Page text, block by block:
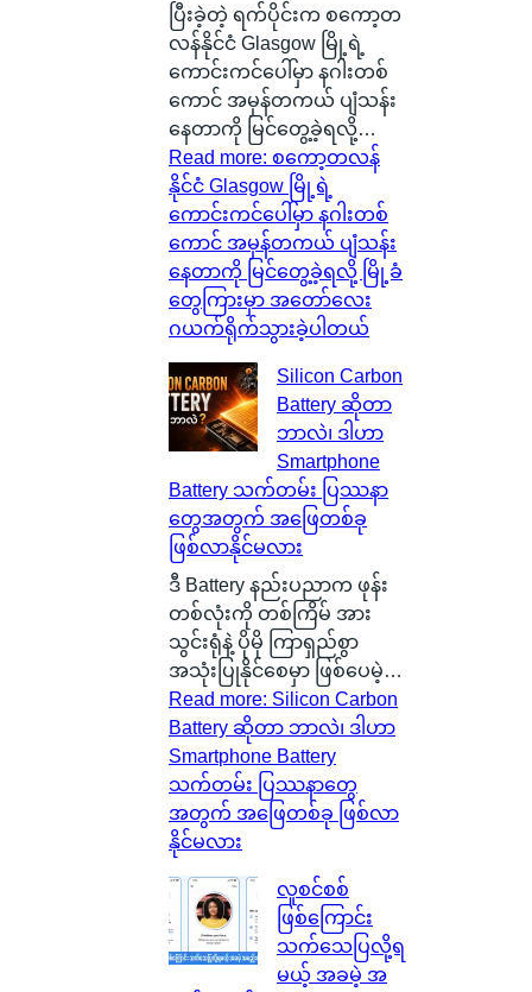
ပြီးခဲ့တဲ့ ရက်ပိုင်းက စကော့တ
လန်နိုင်ငံ Glasgow မြို့ရဲ့
ကောင်းကင်ပေါ်မှာ နဂါးတစ်
ကောင် အမှန်တကယ် ပျံသန်း
နေတာကို မြင်တွေ့ခဲ့ရလို့…
Read more: စကော့တလန်
နိုင်ငံ Glasgow မြို့ရဲ့
ကောင်းကင်ပေါ်မှာ နဂါးတစ်
ကောင် အမှန်တကယ် ပျံသန်း
နေတာကို မြင်တွေ့ခဲ့ရလို့ မြို့ခံ
တွေကြားမှာ အတော်လေး
ဂယက်ရိုက်သွားခဲ့ပါတယ်
Silicon Carbon
Battery ဆိုတာ
ဘာလဲ၊ ဒါဟာ
Smartphone
Battery သက်တမ်း ပြဿနာ
တွေအတွက် အဖြေတစ်ခု
ဖြစ်လာနိုင်မလား
ဒီ Battery နည်းပညာက ဖုန်း
တစ်လုံးကို တစ်ကြိမ် အား
သွင်းရုံနဲ့ ပိုမို ကြာရှည်စွာ
အသုံးပြုနိုင်စေမှာ ဖြစ်ပေမဲ့…
Read more: Silicon Carbon
Battery ဆိုတာ ဘာလဲ၊ ဒါဟာ
Smartphone Battery
သက်တမ်း ပြဿနာတွေ
အတွက် အဖြေတစ်ခု ဖြစ်လာ
နိုင်မလား
လူစင်စစ်
ဖြစ်ကြောင်း
သက်သေပြလို့ရ
မယ့် အခမဲ့ အ